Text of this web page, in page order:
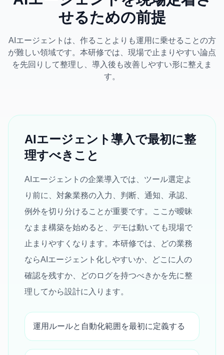
せるための前提
AIエージェントは、作ることよりも運用に乗せることの方
が難しい領域です。本研修では、現場で止まりやすい論点
を先回りして整理し、導入後も改善しやすい形に整えま
す。
AIエージェント導入で最初に整
理すべきこと
AIエージェントの企業導入では、ツール選定よ
り前に、対象業務の入力、判断、通知、承認、
例外を切り分けることが重要です。ここが曖昧
なまま構築を始めると、デモは動いても現場で
止まりやすくなります。本研修では、どの業務
ならAIエージェント化しやすいか、どこに人の
確認を残すか、どのログを持つべきかを先に整
理してから設計に入ります。
運用ルールと自動化範囲を最初に定義する